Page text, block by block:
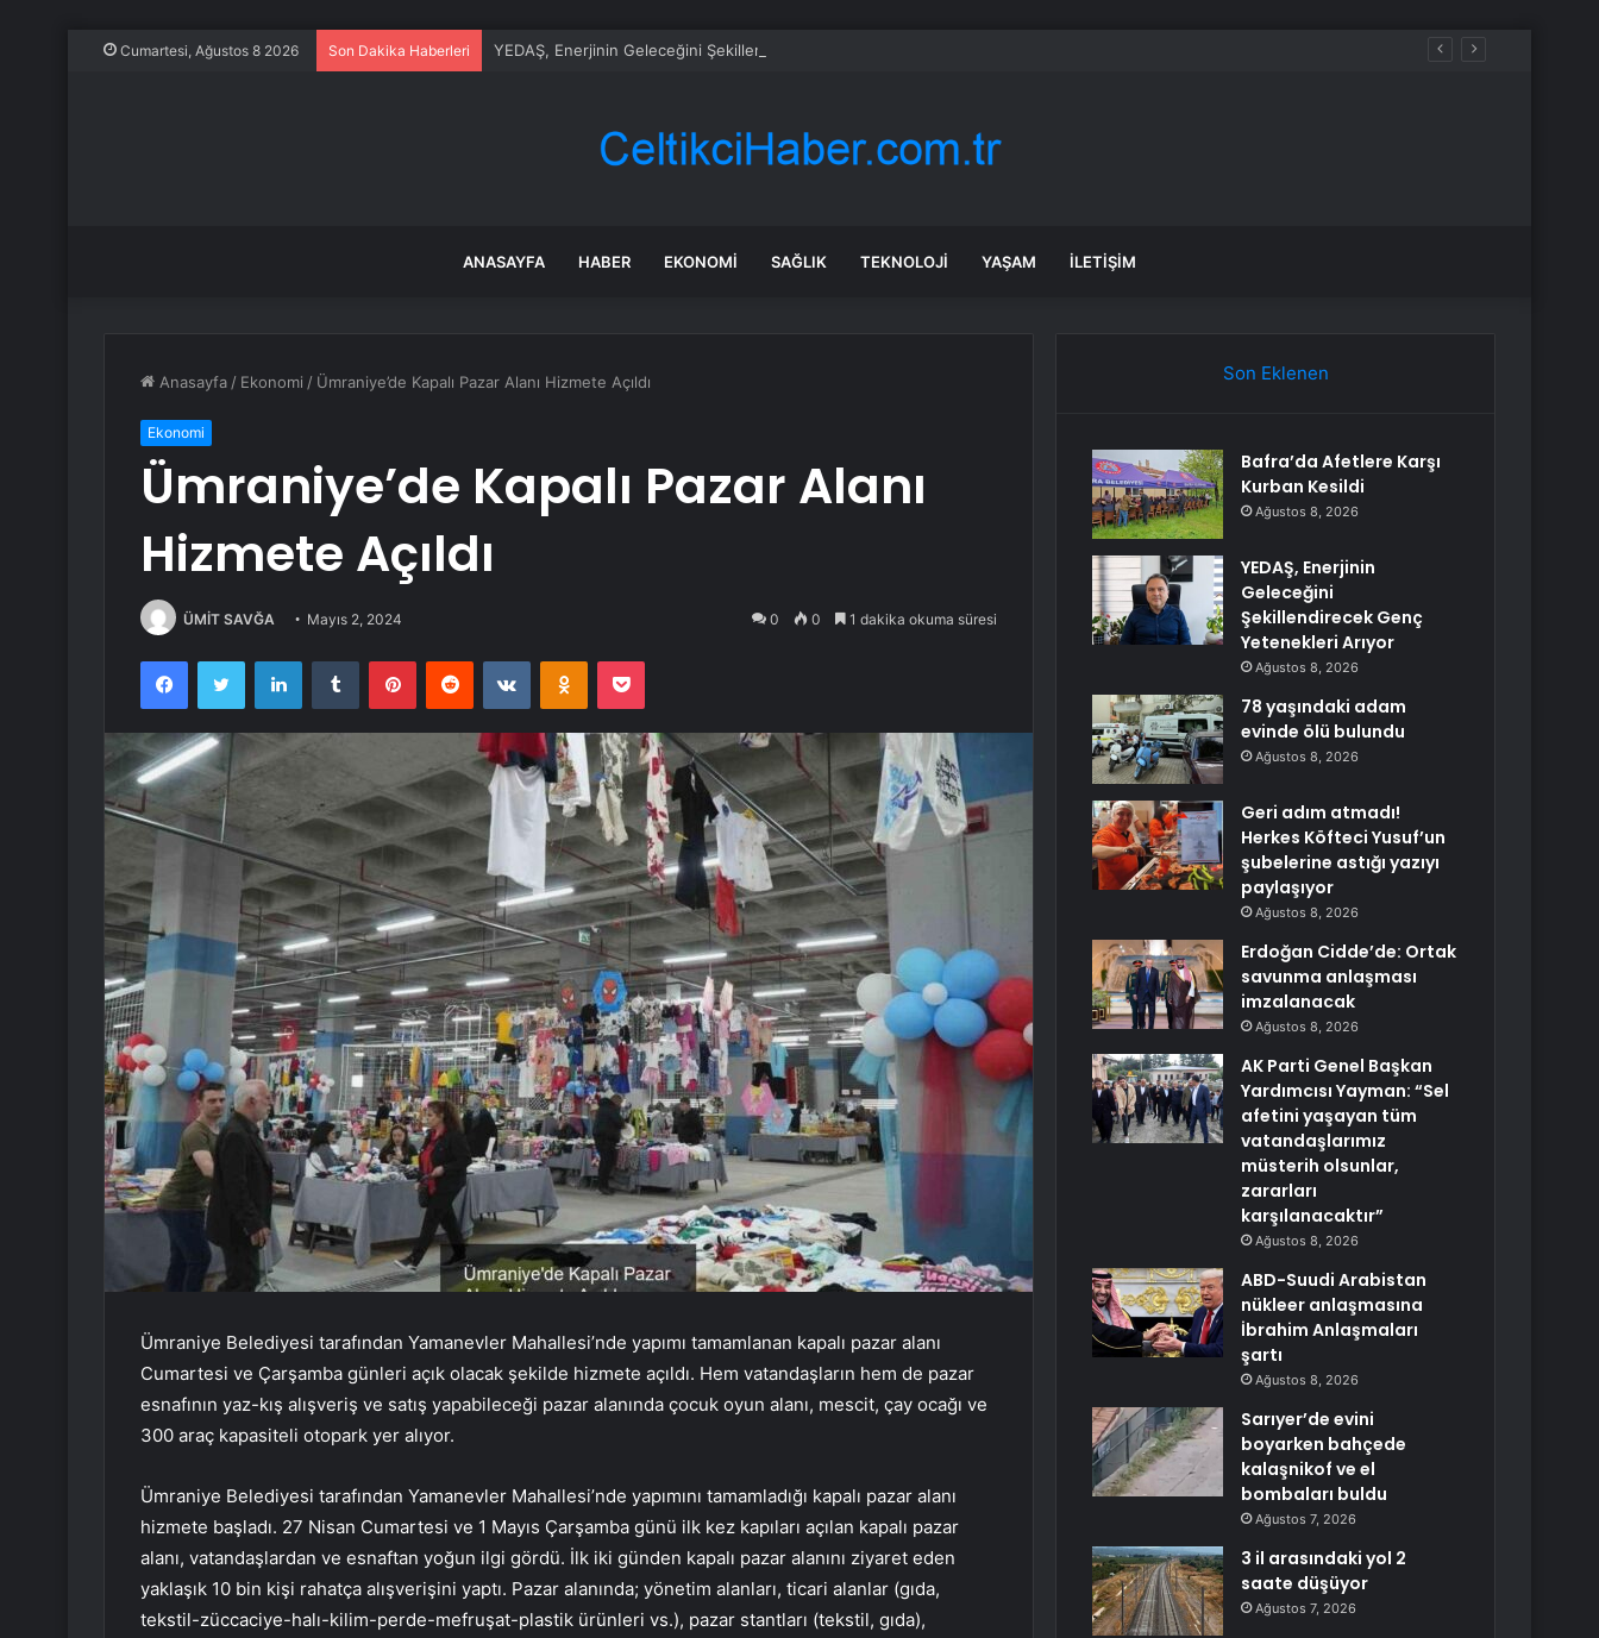
Cumartesi, Ağustos 8 2026 Son Dakika Haberleri YEDAŞ, Enerjinin Geleceğini Şekillendirecek Genç Yetenekleri Arıyor
ANASAYFA HABER EKONOMI SAĞLIK TEKNOLOJI YAŞAM İLETIŞIM
Anasayfa / Ekonomi / Ümraniye’de Kapalı Pazar Alanı Hizmete Açıldı
Ekonomi
Ümraniye’de Kapalı Pazar Alanı
Hizmete Açıldı
ÜMİT SAVĞA Mayıs 2, 2024 0 0 1 dakika okuma süresi
FacebookTwitter LinkedInTumblr PinterestReddit VKontakteOdnoklassniki
Pocket
Ümraniye Belediyesi tarafından Yamanevler Mahallesi’nde yapımı tamamlanan kapalı pazar alanı
Cumartesi ve Çarşamba günleri açık olacak şekilde hizmete açıldı. Hem vatandaşların hem de pazar
esnafının yaz-kış alışveriş ve satış yapabileceği pazar alanında çocuk oyun alanı, mescit, çay ocağı ve
300 araç kapasiteli otopark yer alıyor.
Ümraniye Belediyesi tarafından Yamanevler Mahallesi’nde yapımını tamamladığı kapalı pazar alanı
hizmete başladı. 27 Nisan Cumartesi ve 1 Mayıs Çarşamba günü ilk kez kapıları açılan kapalı pazar
alanı, vatandaşlardan ve esnaftan yoğun ilgi gördü. İlk iki günden kapalı pazar alanını ziyaret eden
yaklaşık 10 bin kişi rahatça alışverişini yaptı. Pazar alanında; yönetim alanları, ticari alanlar (gıda,
tekstil-züccaciye-halı-kilim-perde-mefruşat-plastik ürünleri vs.), pazar stantları (tekstil, gıda),
Son Eklenen
Bafra’da Afetlere Karşı
Kurban Kesildi
Ağustos 8, 2026
YEDAŞ, Enerjinin
Geleceğini
Şekillendirecek Genç
Yetenekleri Arıyor
Ağustos 8, 2026
78 yaşındaki adam
evinde ölü bulundu
Ağustos 8, 2026
Geri adım atmadı!
Herkes Köfteci Yusuf’un
şubelerine astığı yazıyı
paylaşıyor
Ağustos 8, 2026
Erdoğan Cidde’de: Ortak
savunma anlaşması
imzalanacak
Ağustos 8, 2026
AK Parti Genel Başkan
Yardımcısı Yayman: “Sel
afetini yaşayan tüm
vatandaşlarımız
müsterih olsunlar,
zararları
karşılanacaktır”
Ağustos 8, 2026
ABD-Suudi Arabistan
nükleer anlaşmasına
İbrahim Anlaşmaları
şartı
Ağustos 8, 2026
Sarıyer’de evini
boyarken bahçede
kalaşnikof ve el
bombaları buldu
Ağustos 7, 2026
3 il arasındaki yol 2
saate düşüyor
Ağustos 7, 2026